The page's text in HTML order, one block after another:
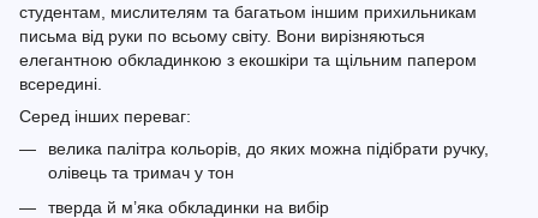
студентам, мислителям та багатьом іншим прихильникам
письма від руки по всьому світу. Вони вирізняються
елегантною обкладинкою з екошкіри та щільним папером
всередині.
Серед інших переваг:
велика палітра кольорів, до яких можна підібрати ручку,
олівець та тримач у тон
тверда й м’яка обкладинки на вибір